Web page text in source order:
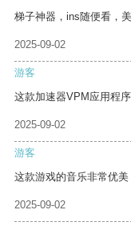
梯子神器，ins随便看，美
2025-09-02
游客
这款加速器VPM应用程
2025-09-02
游客
这款游戏的音乐非常优美
2025-09-02